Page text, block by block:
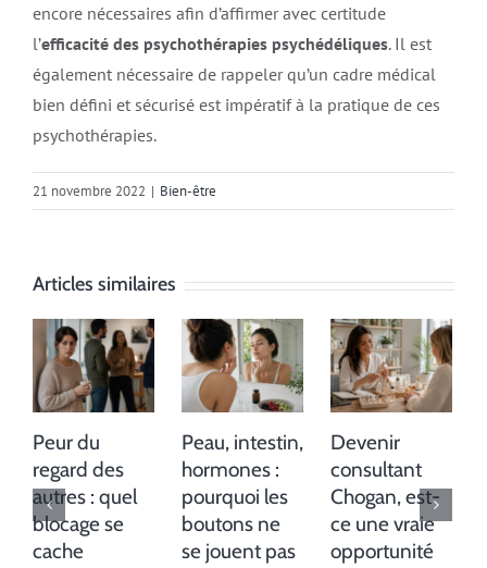
encore nécessaires afin d’affirmer avec certitude
l’efficacité des psychothérapies psychédéliques. Il est
également nécessaire de rappeler qu’un cadre médical
bien défini et sécurisé est impératif à la pratique de ces
psychothérapies.
21 novembre 2022 | Bien-être
Articles similaires
Peur du
regard des
autres : quel
blocage se
cache
Peau, intestin,
hormones :
pourquoi les
boutons ne
se jouent pas
Devenir
consultant
Chogan, est-
ce une vraie
opportunité